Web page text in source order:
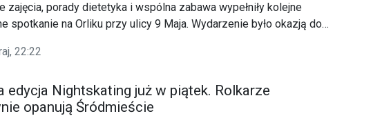
zajęcia, porady dietetyka i wspólna zabawa wypełniły kolejne
spotkanie na Orliku przy ulicy 9 Maja. Wydarzenie było okazją do
sposób.
22:22
edycja Nightskating już w piątek. Rolkarze
opanują Śródmieście